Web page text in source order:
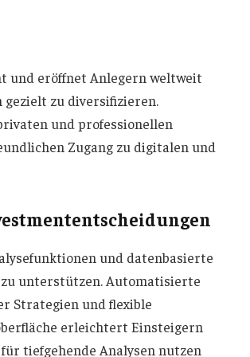
und eröffnet Anlegern weltweit
gezielt zu diversifizieren.
und professionellen
Zugang zu digitalen und
und datenbasierte
unterstützen. Automatisierte
Strategien und flexible
erleichtert Einsteigern
tiefgehende Analysen nutzen